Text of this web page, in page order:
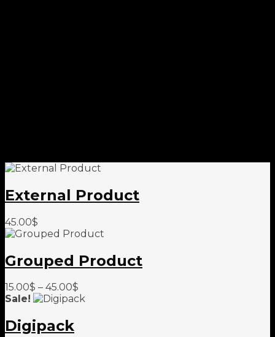
External Product
45.00$
Grouped Product
15.00$ – 45.00$
Sale!
Digipack